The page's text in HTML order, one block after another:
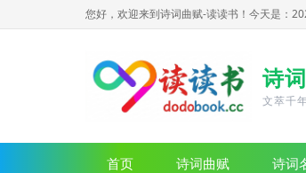
您好，欢迎来到诗词曲赋-读读书！ 今天是：
诗
文萃千
首页 诗词曲赋 诗词